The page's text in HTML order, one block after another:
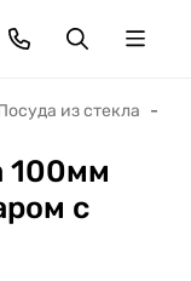
из стекла
100мм
с